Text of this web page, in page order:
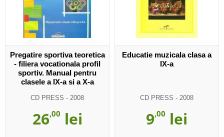
Pregatire sportiva teoretica
- filiera vocationala profil
sportiv. Manual pentru
clasele a IX-a si a X-a
CD PRESS - 2008
26,00 lei
Educatie muzicala clasa a
IX-a
CD PRESS - 2008
9,00 lei